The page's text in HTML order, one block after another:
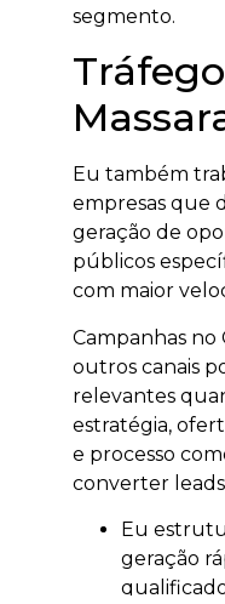
segmento.
Eu também
empresas que
geração de
públicos
com maior
Campanhas no
outros canais
relevantes
estratégia,
e processo
converter
Eu
geração